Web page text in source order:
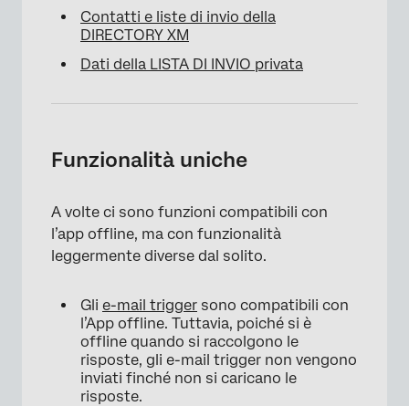
Contatti e liste di invio della
DIRECTORY XM
Dati della LISTA DI INVIO privata
Funzionalità uniche
A volte ci sono funzioni compatibili con
l’app offline, ma con funzionalità
leggermente diverse dal solito.
Gli e-mail trigger sono compatibili con
l’App offline. Tuttavia, poiché si è
offline quando si raccolgono le
risposte, gli e-mail trigger non vengono
inviati finché non si caricano le
risposte.